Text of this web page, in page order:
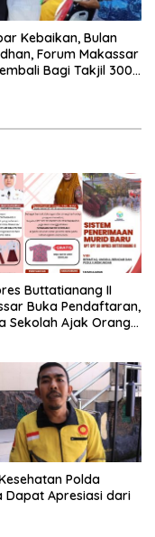
Kebaikan, Bulan
Forum Makassar
Bagi Takjil 300
Buttatianang II
Buka Pendaftaran,
Sekolah Ajak Orang
Polda
Dapat Apresiasi dari